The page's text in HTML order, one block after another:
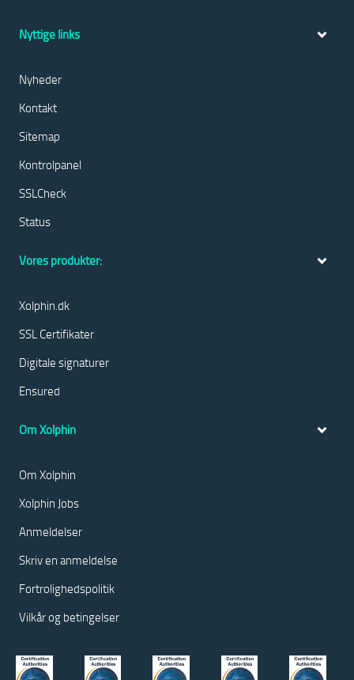
Nyttige links
Nyheder
Kontakt
Sitemap
Kontrolpanel
SSLCheck
Status
Vores produkter:
Xolphin.dk
SSL Certifikater
Digitale signaturer
Ensured
Om Xolphin
Om Xolphin
Xolphin Jobs
Anmeldelser
Skriv en anmeldelse
Fortrolighedspolitik
Vilkår og betingelser